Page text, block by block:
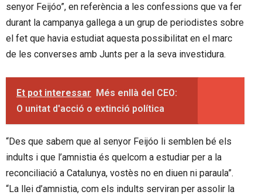
senyor Feijóo”, en referència a les confessions que va fer
durant la campanya gallega a un grup de periodistes sobre
el fet que havia estudiat aquesta possibilitat en el marc
de les converses amb Junts per a la seva investidura.
Et pot interessar Més enllà del CEO:
O unitat d'acció o extinció política
“Des que sabem que al senyor Feijóo li semblen bé els
indults i que l’amnistia és quelcom a estudiar per a la
reconciliació a Catalunya, vostès no en diuen ni paraula”.
“La llei d’amnistia, com els indults serviran per assolir la